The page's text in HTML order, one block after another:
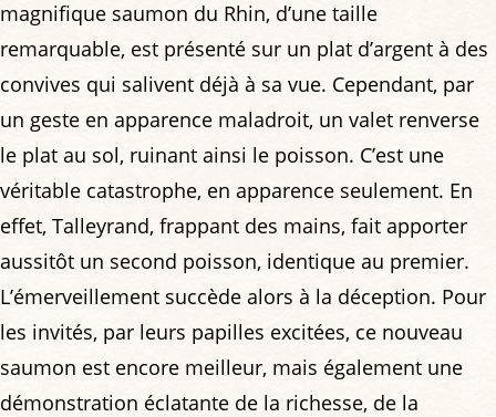
magnifique saumon du Rhin, d’une taille
remarquable, est présenté sur un plat d’argent à des
convives qui salivent déjà à sa vue. Cependant, par
un geste en apparence maladroit, un valet renverse
le plat au sol, ruinant ainsi le poisson. C’est une
véritable catastrophe, en apparence seulement. En
effet, Talleyrand, frappant des mains, fait apporter
aussitôt un second poisson, identique au premier.
L’émerveillement succède alors à la déception. Pour
les invités, par leurs papilles excitées, ce nouveau
saumon est encore meilleur, mais également une
démonstration éclatante de la richesse, de la